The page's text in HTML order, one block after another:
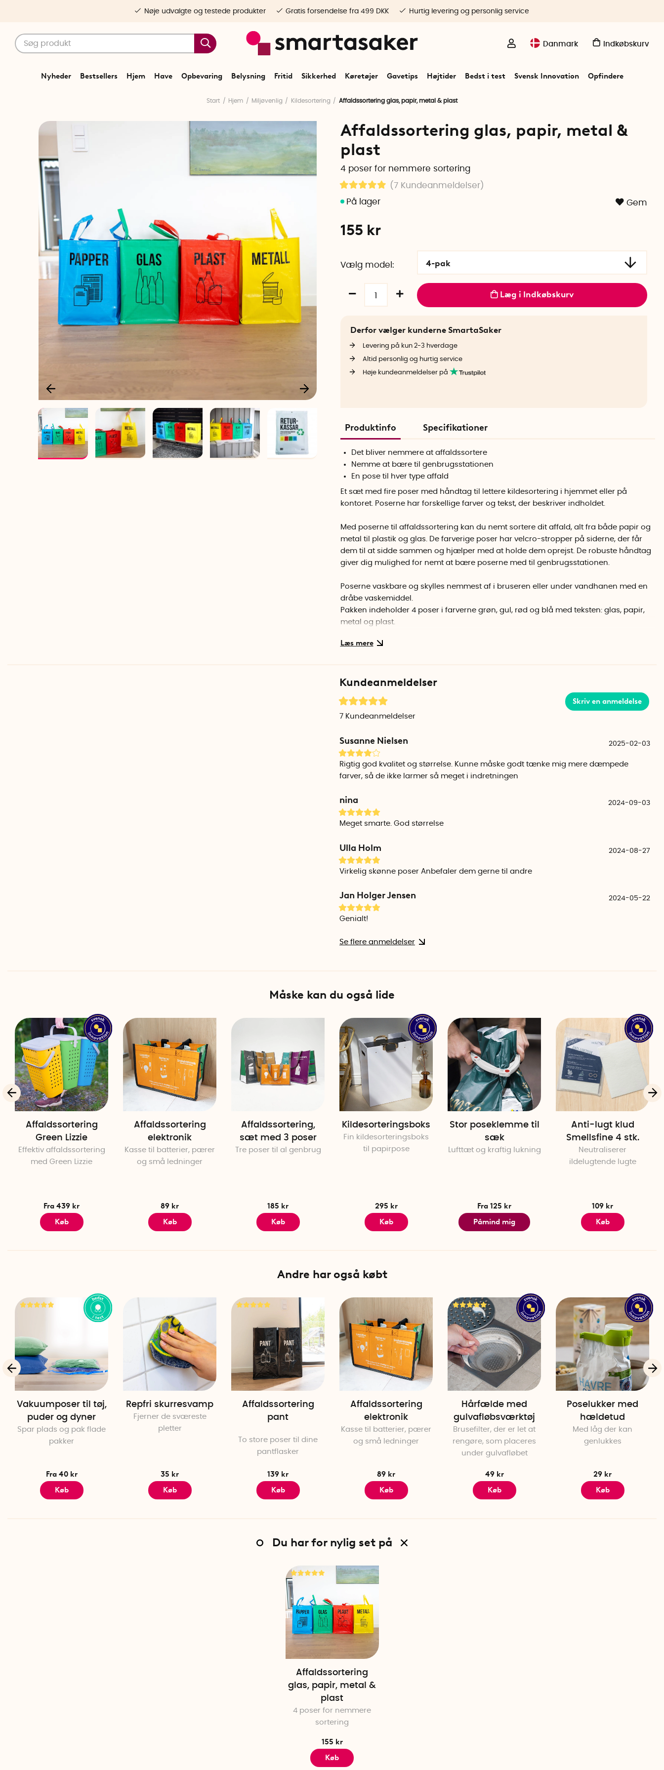
Danmark Indkøbskurv
Nyheder Bestsellers Hjem Have Opbevaring Belysning Fritid Sikkerhed Køretøjer Gavetips Højtider Bedst i test Svensk Innovation Opfindere
Nøje udvalgte og testede produkter Gratis forsendelse fra 499 DKK Hurtig levering og personlig service
Start Hjem Miljøvenlig Kildesortering Affaldssortering glas, papir, metal & plast
Affaldssortering glas, papir, metal &
plast
4 poser for nemmere sortering
(7 Kundeanmeldelser)
Gem
155 kr
Vælg model 4-pak
Læg i Indkøbskurv
Derfor vælger kunderne SmartaSaker
Levering på kun 2-3 hverdage
Altid personlig og hurtig service
Høje kundeanmeldelser på
Produktinfo Specifikationer
Det bliver nemmere at affaldssortere
Nemme at bære til genbrugsstationen
En pose til hver type affald
Et sæt med fire poser med håndtag til lettere kildesortering i hjemmet eller på
kontoret. Poserne har forskellige farver og tekst, der beskriver indholdet.
Med poserne til affaldssortering kan du nemt sortere dit affald, alt fra både papir og
metal til plastik og glas. De farverige poser har velcro-stropper på siderne, der får
dem til at sidde sammen og hjælper med at holde dem oprejst. De robuste håndtag
giver dig mulighed for nemt at bære poserne med til genbrugsstationen.
Poserne vaskbare og skylles nemmest af i bruseren eller under vandhanen med en
dråbe vaskemiddel.
Pakken indeholder 4 poser i farverne grøn, gul, rød og blå med teksten: glas, papir,
metal og plast.
Poserne måler 44 cm x 31 cm x 31 cm.
Kundeanmeldelser
Skriv en anmeldelse
7 Kundeanmeldelser
Susanne Nielsen 2025-02-03
Rigtig god kvalitet og størrelse. Kunne måske godt tænke mig mere dæmpede
farver, så de ikke larmer så meget i indretningen
nina 2024-09-03
Meget smarte. God størrelse
Ulla Holm 2024-08-27
Virkelig skønne poser Anbefaler dem gerne til andre
Jan Holger Jensen 2024-05-22
Genialt!
Se flere anmeldelser
Måske kan du også lide
Affaldssortering
Green Lizzie
Effektiv affaldssortering
med Green Lizzie
Fra 439 kr
Køb
Affaldssortering
elektronik
Kasse til batterier, pærer
og små ledninger
89 kr
Køb
Affaldssortering,
sæt med 3 poser
Tre poser til al genbrug
185 kr
Køb
Kildesorteringsboks
Fin kildesorteringsboks
til papirpose
295 kr
Køb
Stor poseklemme til
sæk
Lufttæt og kraftig lukning
Fra 125 kr
Påmind mig
Anti-lugt klud
Smellsfine 4 stk.
Neutraliserer
ildelugtende lugte
109 kr
Køb
Andre har også købt
Vakuumposer til tøj,
puder og dyner
Spar plads og pak flade
pakker
Fra 40 kr
Køb
Repfri skurresvamp
Fjerner de sværeste
pletter
35 kr
Køb
Affaldssortering
pant
To store poser til dine
pantflasker
139 kr
Køb
Affaldssortering
elektronik
Kasse til batterier, pærer
og små ledninger
89 kr
Køb
Hårfælde med
gulvafløbsværktøj
Brusefilter, der er let at
rengøre, som placeres
under gulvafløbet
49 kr
Køb
Poselukker med
hældetud
Med låg der kan
genlukkes
29 kr
Køb
Du har for nylig set på
Affaldssortering
glas, papir, metal &
plast
4 poser for nemmere
sortering
155 kr
Køb